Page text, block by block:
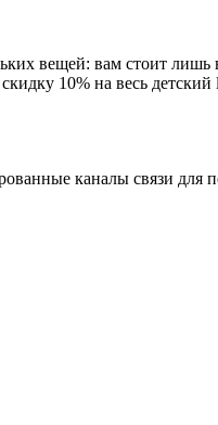
вещей: вам стоит
10% на весь
каналы связи для